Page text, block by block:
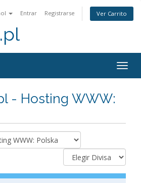
Entrar Registrarse Ver Carrito
- Hosting WWW: